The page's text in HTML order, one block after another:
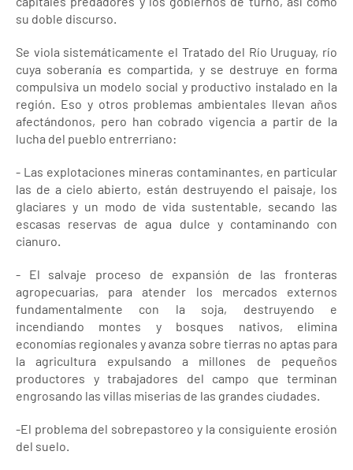
su doble discurso.
Se viola sistemáticamente el Tratado del Río Uruguay, río
cuya soberanía es compartida, y se destruye en forma
compulsiva un modelo social y productivo instalado en la
región. Eso y otros problemas ambientales llevan años
afectándonos, pero han cobrado vigencia a partir de la
lucha del pueblo entrerriano:
- Las explotaciones mineras contaminantes, en particular
las de a cielo abierto, están destruyendo el paisaje, los
glaciares y un modo de vida sustentable, secando las
escasas reservas de agua dulce y contaminando con
cianuro.
- El salvaje proceso de expansión de las fronteras
agropecuarias, para atender los mercados externos
fundamentalmente con la soja, destruyendo e
incendiando montes y bosques nativos, elimina
economías regionales y avanza sobre tierras no aptas para
la agricultura expulsando a millones de pequeños
productores y trabajadores del campo que terminan
engrosando las villas miserias de las grandes ciudades.
-El problema del sobrepastoreo y la consiguiente erosión
del suelo.